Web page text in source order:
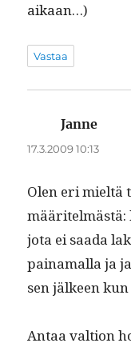
aikaan…)
Vastaa
Janne
17.3.2009 10:13
Olen eri mieltä
määritelmästä:
jota ei saa­da
paina­mal­la ja
sen jäl­keen
Antaa val­tion